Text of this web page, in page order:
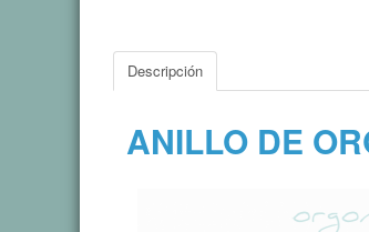
Descripción
ANILLO DE